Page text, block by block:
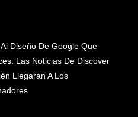
WE DO
Diseño De Google Que
Las Noticias De Discover
Llegarán A Los